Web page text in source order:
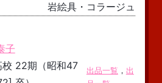
岩絵具・コラージュ
子
校 22期（昭和47
出品一覧 ， 出